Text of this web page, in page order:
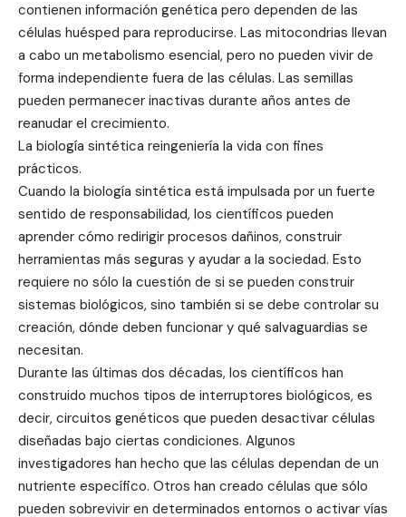
contienen información genética pero dependen de las
células huésped para reproducirse. Las mitocondrias llevan
a cabo un metabolismo esencial, pero no pueden vivir de
forma independiente fuera de las células. Las semillas
pueden permanecer inactivas durante años antes de
reanudar el crecimiento.
La biología sintética reingeniería la vida con fines
prácticos.
Cuando la biología sintética está impulsada por un fuerte
sentido de responsabilidad, los científicos pueden
aprender cómo redirigir procesos dañinos, construir
herramientas más seguras y ayudar a la sociedad. Esto
requiere no sólo la cuestión de si se pueden construir
sistemas biológicos, sino también si se debe controlar su
creación, dónde deben funcionar y qué salvaguardias se
necesitan.
Durante las últimas dos décadas, los científicos han
construido muchos tipos de interruptores biológicos, es
decir, circuitos genéticos que pueden desactivar células
diseñadas bajo ciertas condiciones. Algunos
investigadores han hecho que las células dependan de un
nutriente específico. Otros han creado células que sólo
pueden sobrevivir en determinados entornos o activar vías